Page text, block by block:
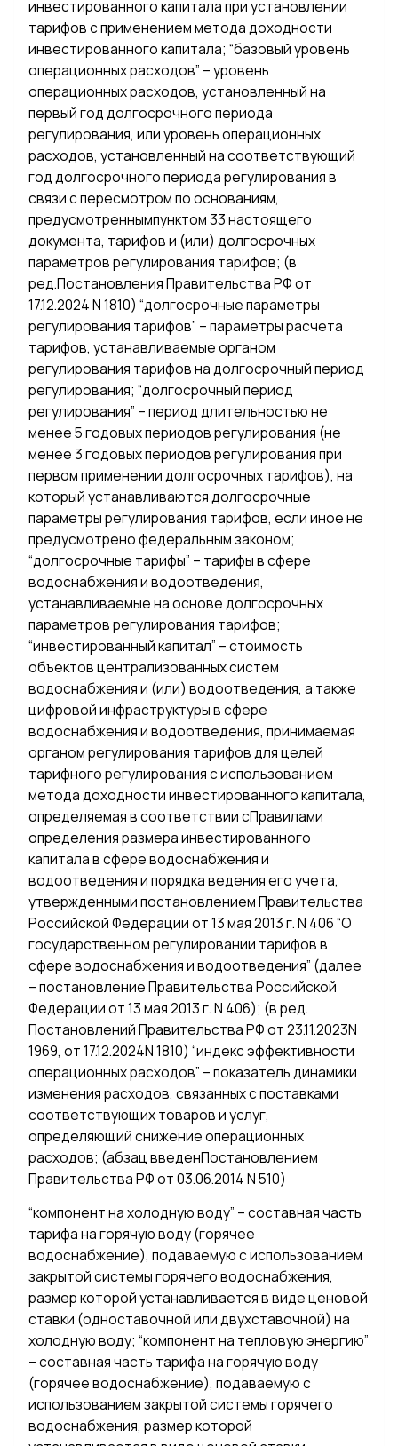
инвестированного капитала при установлении
тарифов с применением метода доходности
инвестированного капитала; “базовый уровень
операционных расходов” – уровень
операционных расходов, установленный на
первый год долгосрочного периода
регулирования, или уровень операционных
расходов, установленный на соответствующий
год долгосрочного периода регулирования в
связи с пересмотром по основаниям,
предусмотреннымпунктом 33 настоящего
документа, тарифов и (или) долгосрочных
параметров регулирования тарифов; (в
ред.Постановления Правительства РФ от
17.12.2024 N 1810) “долгосрочные параметры
регулирования тарифов” – параметры расчета
тарифов, устанавливаемые органом
регулирования тарифов на долгосрочный период
регулирования; “долгосрочный период
регулирования” – период длительностью не
менее 5 годовых периодов регулирования (не
менее 3 годовых периодов регулирования при
первом применении долгосрочных тарифов), на
который устанавливаются долгосрочные
параметры регулирования тарифов, если иное не
предусмотрено федеральным законом;
“долгосрочные тарифы” – тарифы в сфере
водоснабжения и водоотведения,
устанавливаемые на основе долгосрочных
параметров регулирования тарифов;
“инвестированный капитал” – стоимость
объектов централизованных систем
водоснабжения и (или) водоотведения, а также
цифровой инфраструктуры в сфере
водоснабжения и водоотведения, принимаемая
органом регулирования тарифов для целей
тарифного регулирования с использованием
метода доходности инвестированного капитала,
определяемая в соответствии сПравилами
определения размера инвестированного
капитала в сфере водоснабжения и
водоотведения и порядка ведения его учета,
утвержденными постановлением Правительства
Российской Федерации от 13 мая 2013 г. N 406 “О
государственном регулировании тарифов в
сфере водоснабжения и водоотведения” (далее
– постановление Правительства Российской
Федерации от 13 мая 2013 г. N 406); (в ред.
Постановлений Правительства РФ от 23.11.2023N
1969, от 17.12.2024N 1810) “индекс эффективности
операционных расходов” – показатель динамики
изменения расходов, связанных с поставками
соответствующих товаров и услуг,
определяющий снижение операционных
расходов; (абзац введенПостановлением
Правительства РФ от 03.06.2014 N 510)
“компонент на холодную воду” – составная часть
тарифа на горячую воду (горячее
водоснабжение), подаваемую с использованием
закрытой системы горячего водоснабжения,
размер которой устанавливается в виде ценовой
ставки (одноставочной или двухставочной) на
холодную воду; “компонент на тепловую энергию”
– составная часть тарифа на горячую воду
(горячее водоснабжение), подаваемую с
использованием закрытой системы горячего
водоснабжения, размер которой